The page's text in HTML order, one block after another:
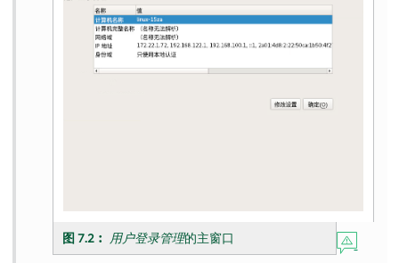
图 7.2︰ 用户登录管理的主窗口